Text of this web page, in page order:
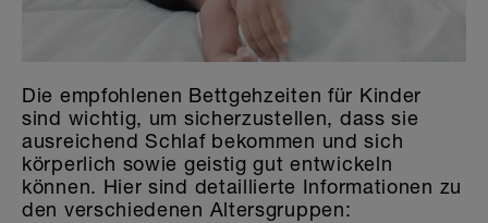
Die empfohlenen Bettgehzeiten für Kinder
sind wichtig, um sicherzustellen, dass sie
ausreichend Schlaf bekommen und sich
körperlich sowie geistig gut entwickeln
können. Hier sind detaillierte Informationen zu
den verschiedenen Altersgruppen: